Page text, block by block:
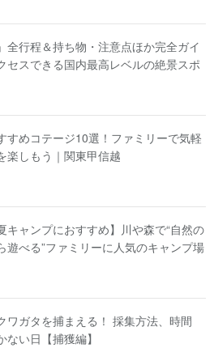
全行程＆持ち物・注意点ほか完全ガイ
セスできる国内最高レベルの絶景スポ
すめコテージ10選！ファミリーで気軽
楽しもう｜関東甲信越
キャンプにおすすめ】川や森で“自然の
遊べる”ファミリーに人気のキャンプ場
ワガタを捕まえる！ 採集方法、時間
い日【捕獲編】